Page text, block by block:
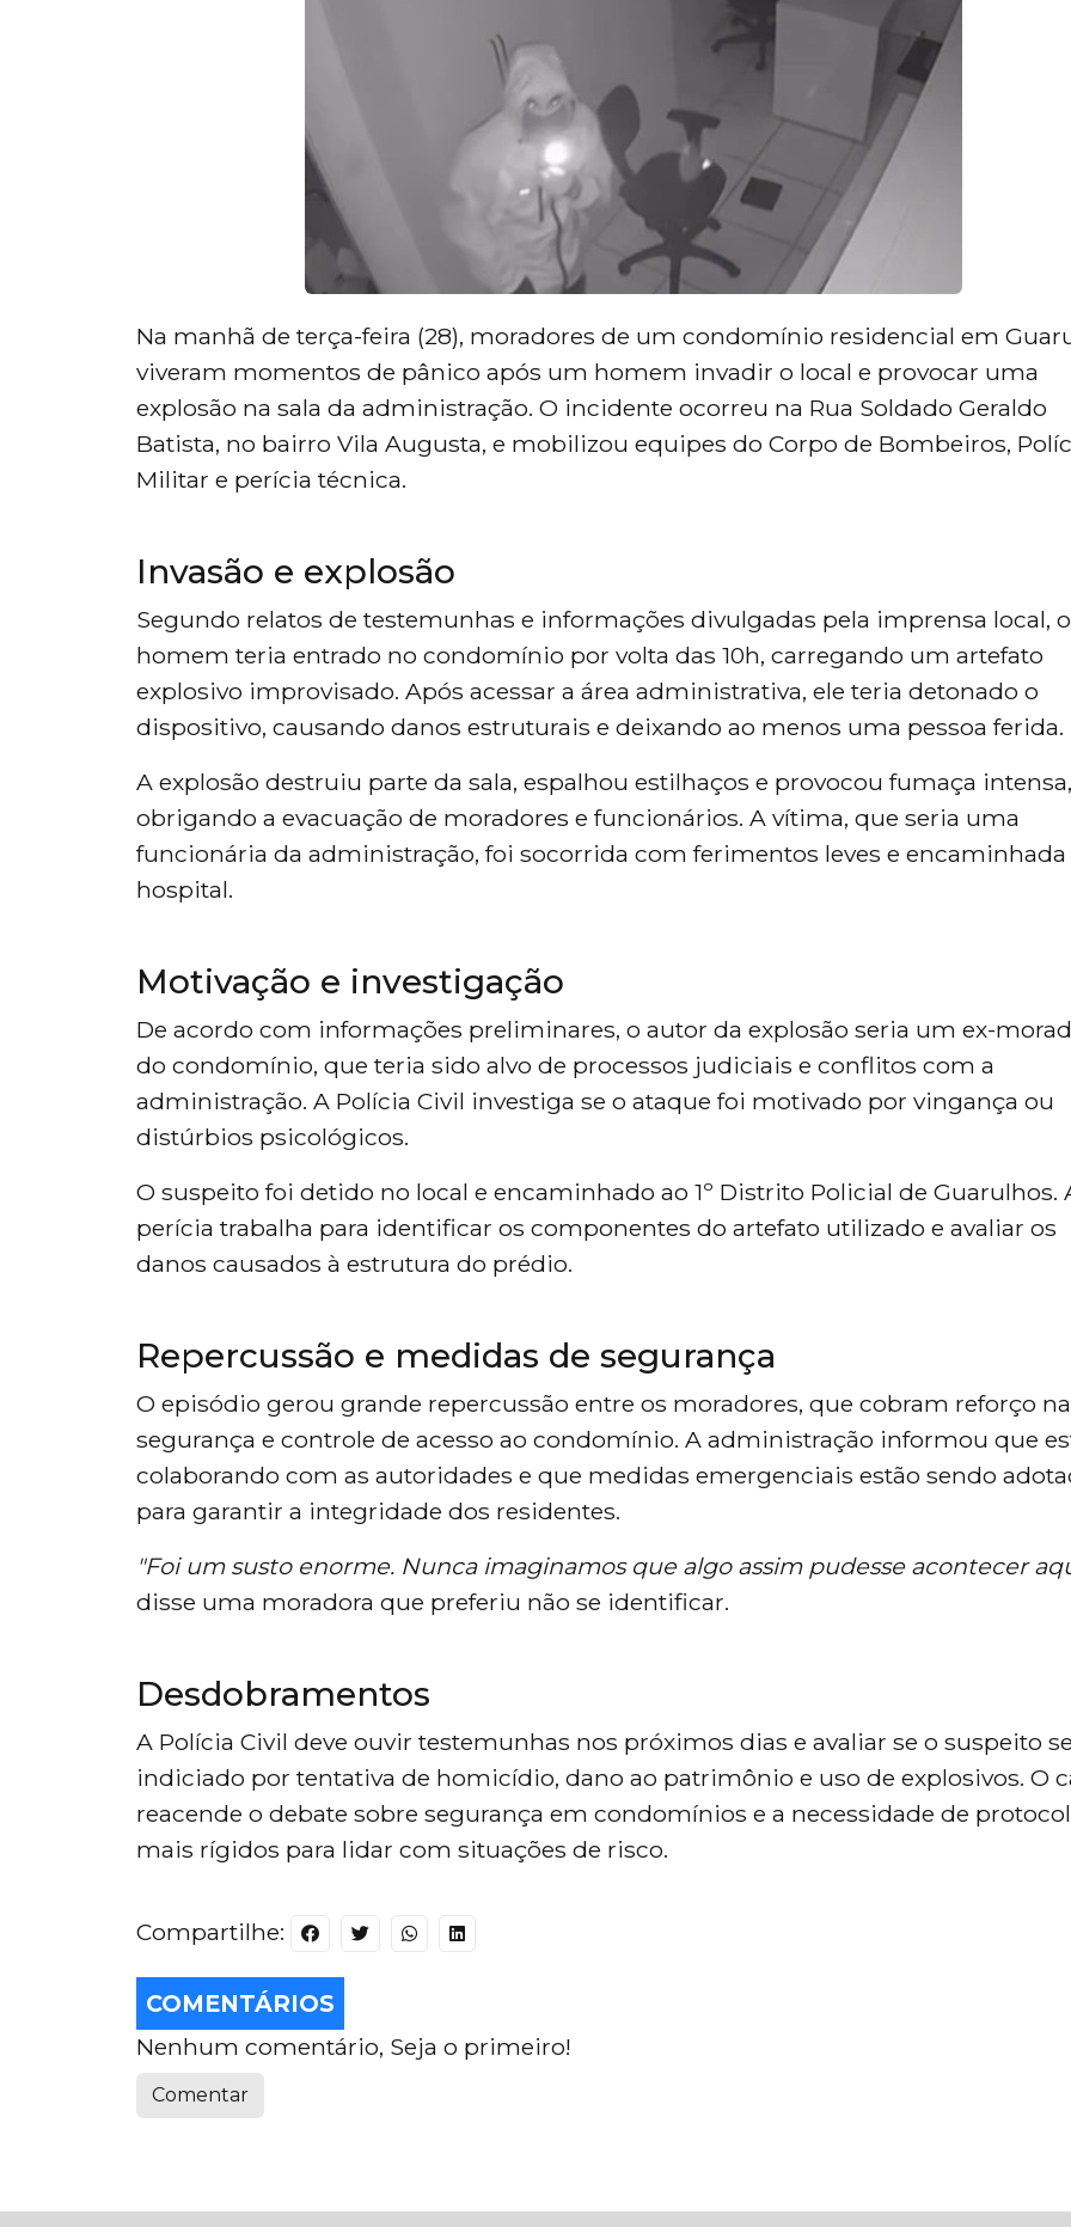
Na manhã de terça-feira (28), moradores de um condomínio residencial em
viveram momentos de pânico após um homem invadir o local e provocar uma
explosão na sala da administração. O incidente ocorreu na Rua Soldado Geraldo
Batista, no bairro Vila Augusta, e mobilizou equipes do Corpo de Bombeiros,
Militar e perícia técnica.
Invasão e explosão
Segundo relatos de testemunhas e informações divulgadas pela imprensa local, o
homem teria entrado no condomínio por volta das 10h, carregando um artefato
explosivo improvisado. Após acessar a área administrativa, ele teria detonado o
dispositivo, causando danos estruturais e deixando ao menos uma pessoa ferida.
A explosão destruiu parte da sala, espalhou estilhaços e provocou fumaça intensa,
obrigando a evacuação de moradores e funcionários. A vítima, que seria uma
funcionária da administração, foi socorrida com ferimentos leves e encaminhada
hospital.
Motivação e investigação
De acordo com informações preliminares, o autor da explosão seria um ex-
do condomínio, que teria sido alvo de processos judiciais e conflitos com a
administração. A Polícia Civil investiga se o ataque foi motivado por vingança ou
distúrbios psicológicos.
O suspeito foi detido no local e encaminhado ao 1º Distrito Policial de Guarulhos.
perícia trabalha para identificar os componentes do artefato utilizado e avaliar os
danos causados à estrutura do prédio.
Repercussão e medidas de segurança
O episódio gerou grande repercussão entre os moradores, que cobram reforço na
segurança e controle de acesso ao condomínio. A administração informou que
colaborando com as autoridades e que medidas emergenciais estão sendo
para garantir a integridade dos residentes.
"Foi um susto enorme. Nunca imaginamos que algo assim pudesse acontecer
disse uma moradora que preferiu não se identificar.
Desdobramentos
A Polícia Civil deve ouvir testemunhas nos próximos dias e avaliar se o suspeito
indiciado por tentativa de homicídio, dano ao patrimônio e uso de explosivos. O
reacende o debate sobre segurança em condomínios e a necessidade de
mais rígidos para lidar com situações de risco.
Compartilhe:
COMENTÁRIOS
Nenhum comentário, Seja o primeiro!
Comentar